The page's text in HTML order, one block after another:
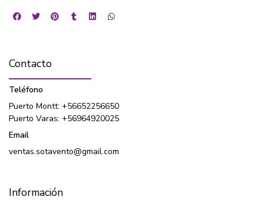
Contacto
Teléfono
Puerto Montt: +56652256650
Puerto Varas: +56964920025
Email
ventas.sotavento@gmail.com
Información